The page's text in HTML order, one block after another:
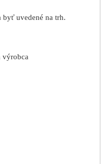
uvedené na trh.
výrobca